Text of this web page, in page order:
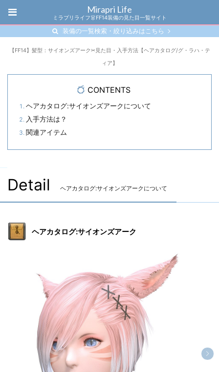
Mirapri Life
ミラプリライフ👗FF14装備の見た目一覧サイト
装備の一覧検索・絞り込みはこちら
【FF14】髪型：サイオンズアーク✂見た目・入手方法【ヘアカタログ/グ・ラハ・テ
ィア】
CONTENTS
ヘアカタログ:サイオンズアークについて
入手方法は？
関連アイテム
Detail ヘアカタログ:サイオンズアークについて
ヘアカタログ:サイオンズアーク